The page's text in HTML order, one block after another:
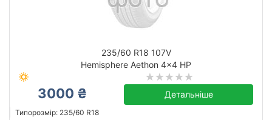
235/60 R18 107V
Hemisphere Aethon 4x4 HP
3000 ₴ Детальніше
Типорозмір: 235/60 R18